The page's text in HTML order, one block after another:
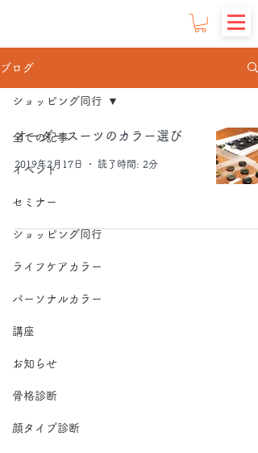
ブログ
全ての記事
イベント
セミナー
ショッピング同行
ライフケアカラー
パーソナルカラー
講座
お知らせ
骨格診断
顔タイプ診断
ショッピング同行
オーダースーツのカラー選び
2019年2月17日 読了時間: 2分